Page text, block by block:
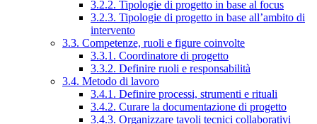
3.2.2. Tipologie di progetto in base al focus
3.2.3. Tipologie di progetto in base all’ambito di
intervento
3.3. Competenze, ruoli e figure coinvolte
3.3.1. Coordinatore di progetto
3.3.2. Definire ruoli e responsabilità
3.4. Metodo di lavoro
3.4.1. Definire processi, strumenti e rituali
3.4.2. Curare la documentazione di progetto
3.4.3. Organizzare tavoli tecnici collaborativi